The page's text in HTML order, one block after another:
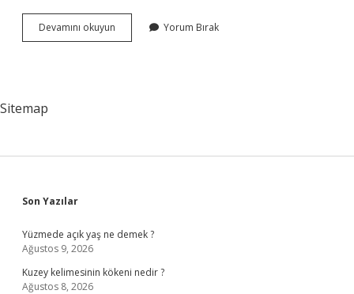
Devamını okuyun
Ile
Yorum Bırak
Sitemap
Sidebar
Son Yazılar
Yüzmede açık yaş ne demek ?
Ağustos 9, 2026
Kuzey kelimesinin kökeni nedir ?
Ağustos 8, 2026